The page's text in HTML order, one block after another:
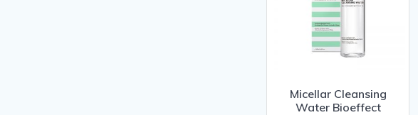
Micellar Cleansing
Water Bioeffect